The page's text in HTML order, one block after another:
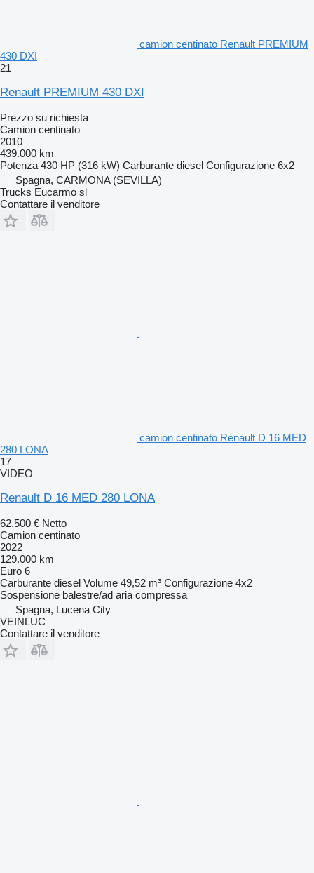
camion centinato Renault PREMIUM
430 DXI
21
Renault PREMIUM 430 DXI
Prezzo su richiesta
Camion centinato
2010
439.000 km
Potenza 430 HP (316 kW) Carburante diesel Configurazione 6x2
Spagna, CARMONA (SEVILLA)
Trucks Eucarmo sl
Contattare il venditore
camion centinato Renault D 16 MED
280 LONA
17
VIDEO
Renault D 16 MED 280 LONA
62.500 € Netto
Camion centinato
2022
129.000 km
Euro 6
Carburante diesel Volume 49,52 m³ Configurazione 4x2
Sospensione balestre/ad aria compressa
Spagna, Lucena City
VEINLUC
Contattare il venditore